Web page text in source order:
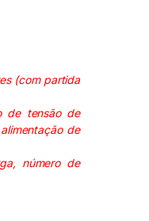
(com partida
de tensão de
de
número de